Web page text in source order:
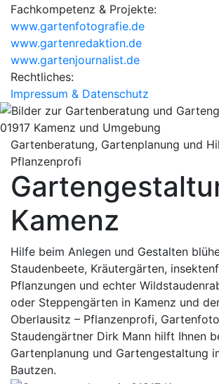
Fachkompetenz & Projekte:
www.gartenfotografie.de
www.gartenredaktion.de
www.gartenjournalist.de
Rechtliches:
Impressum & Datenschutz
Gartenberatung, Gartenplanung und
Pflanzenprofi
Kamenz
Hilfe beim Anlegen und Gestalten
Staudenbeete, Kräutergärten,
Pflanzungen und echter
oder Steppengärten in Kamenz und
Oberlausitz – Pflanzenprofi,
Staudengärtner Dirk Mann hilft Ihnen
Gartenplanung und Gartengestaltung
Bautzen.